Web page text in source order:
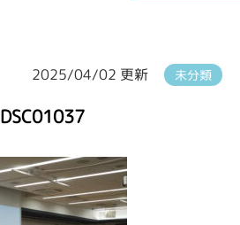
2025/04/02 更新 未分類
DSC01037